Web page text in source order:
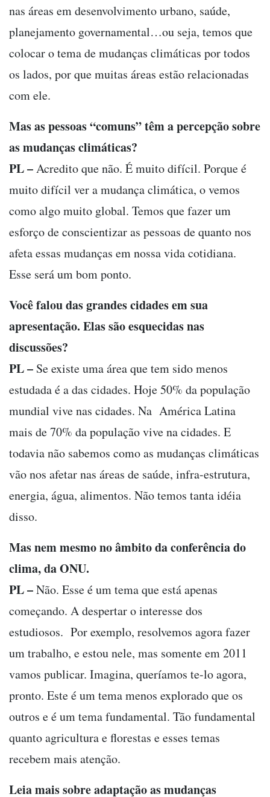
nas áreas em desenvolvimento urbano, saúde,
planejamento governamental…ou seja, temos que
colocar o tema de mudanças climáticas por todos
os lados, por que muitas áreas estão relacionadas
com ele.
Mas as pessoas “comuns” têm a percepção sobre
as mudanças climáticas?
PL –Acredito que não. É muito difícil. Porque é
muito difícil ver a mudança climática, o vemos
como algo muito global. Temos que fazer um
esforço de conscientizar as pessoas de quanto nos
afeta essas mudanças em nossa vida cotidiana.
Esse será um bom ponto.
Você falou das grandes cidades em sua
apresentação. Elas são esquecidas nas
discussões?
PL – Se existe uma área que tem sido menos
estudada é a das cidades. Hoje 50% da população
mundial vive nas cidades. Na América Latina
mais de 70% da população vive na cidades. E
todavia não sabemos como as mudanças climáticas
vão nos afetar nas áreas de saúde, infra-estrutura,
energia, água, alimentos. Não temos tanta idéia
disso.
Mas nem mesmo no âmbito da conferência do
clima, da ONU.
PL –Não. Esse é um tema que está apenas
começando. A despertar o interesse dos
estudiosos. Por exemplo, resolvemos agora fazer
um trabalho, e estou nele, mas somente em 2011
vamos publicar. Imagina, queríamos te-lo agora,
pronto. Este é um tema menos explorado que os
outros e é um tema fundamental. Tão fundamental
quanto agricultura e florestas e esses temas
recebem mais atenção.
Leia mais sobre adaptação as mudanças